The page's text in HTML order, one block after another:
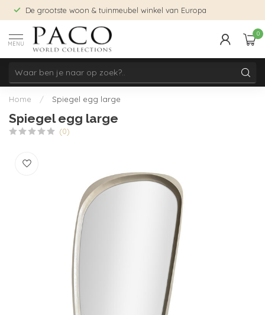
De grootste woon & tuinmeubel winkel van Europa
MENU
0
Home / Spiegel egg large
Spiegel egg large
(0)